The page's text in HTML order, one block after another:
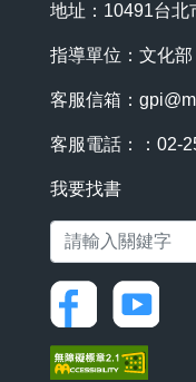
地址：10491台北
指導單位：文化部
客服信箱：
客服電話：：02-
我要找書